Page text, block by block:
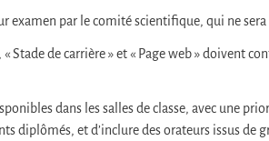
par le comité scientifique, qui ne sera
de carrière » et « Page web » doivent
dans les salles de classe, avec une
diplômés, et d’inclure des orateurs issus de